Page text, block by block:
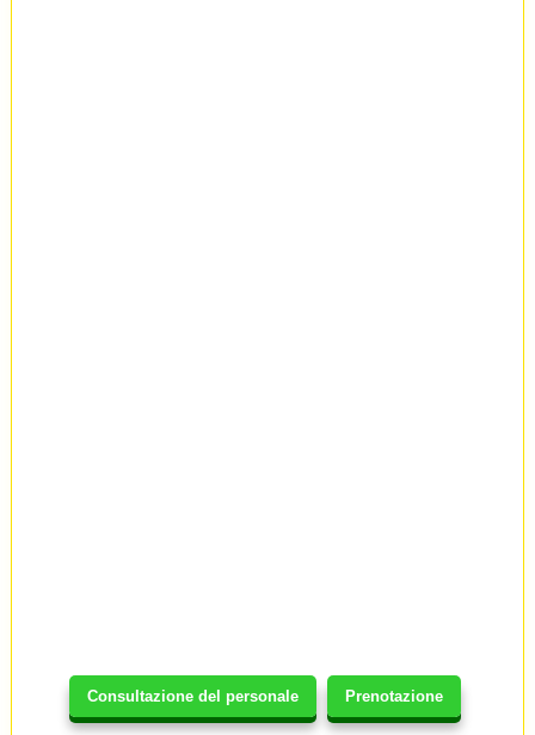
Consultazione del personale Prenotazione